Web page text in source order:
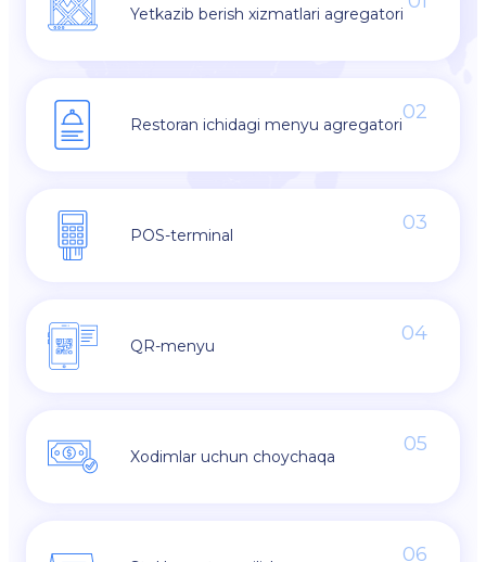
Yetkazib berish xizmatlari agregatori
02
Restoran ichidagi menyu agregatori
03
POS-terminal
04
QR-menyu
05
Xodimlar uchun choychaqa
06